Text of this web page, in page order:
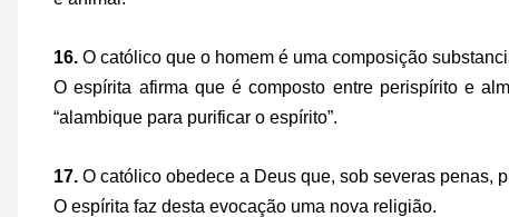
16. O católico que o homem é uma composição
O espírita afirma que é composto entre perispírito e
“alambique para purificar o espírito”.
17. O católico obedece a Deus que, sob severas penas,
O espírita faz desta evocação uma nova religião.